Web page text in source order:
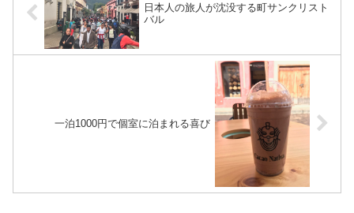
日本人の旅人が沈没する町サンクリスト
バル
一泊1000円で個室に泊まれる喜び